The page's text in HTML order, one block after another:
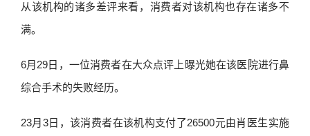
从该机构的诸多差评来看，消费者对该机构也存在诸多不
满。
6月29日，一位消费者在大众点评上曝光她在该医院进行鼻
综合手术的失败经历。
23月3日，该消费者在该机构支付了26500元由肖医生实施